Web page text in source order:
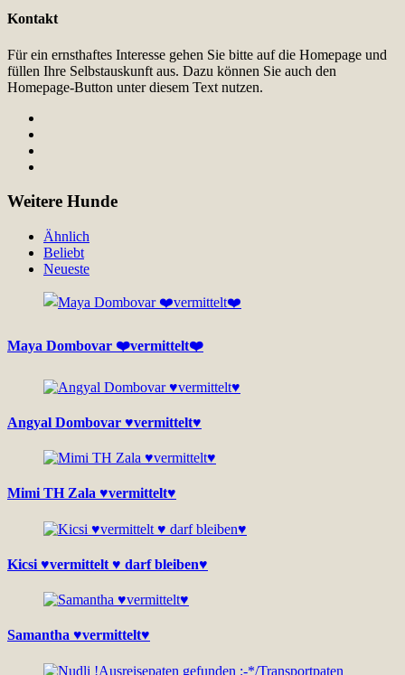
Kontakt
Für ein ernsthaftes Interesse gehen Sie bitte auf die Homepage und
füllen Ihre Selbstauskunft aus. Dazu können Sie auch den
Homepage-Button unter diesem Text nutzen.
Weitere Hunde
Ähnlich
Beliebt
Neueste
Maya Dombovar ❤️vermittelt❤️
Angyal Dombovar ♥vermittelt♥
Mimi TH Zala ♥vermittelt♥
Kicsi ♥vermittelt ♥ darf bleiben♥
Samantha ♥vermittelt♥